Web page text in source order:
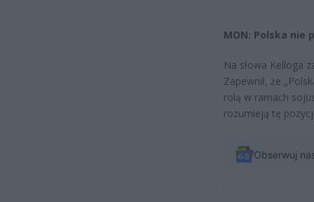
MON: Polska nie
Na słowa Kelloga
Zapewnił, że
rolą w ramach
rozumieją tę
Obserwuj